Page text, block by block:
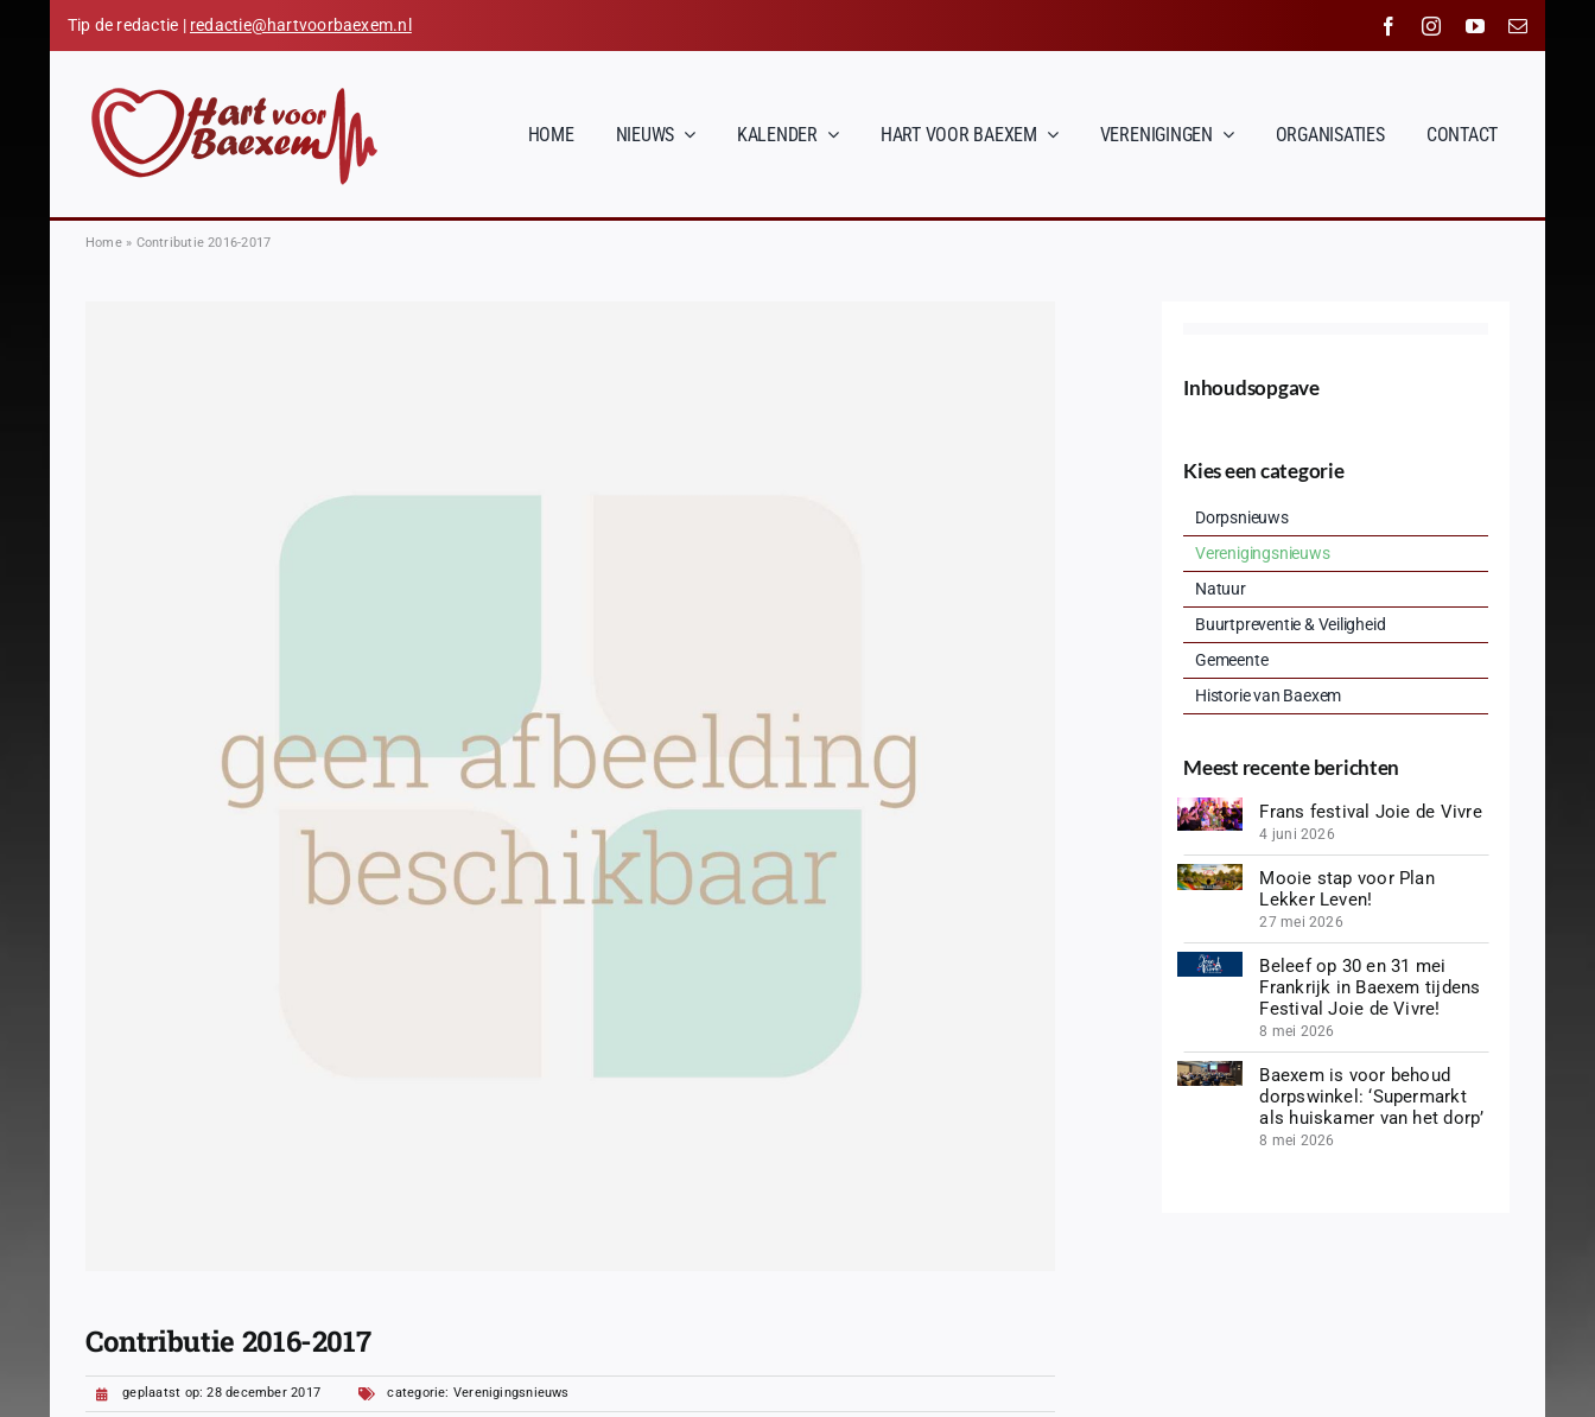
Tip de redactie | redactie@hartvoorbaexem.nl
HOME NIEUWS KALENDER HART VOOR BAEXEM VERENIGINGEN ORGANISATIES CONTACT
Home» Contributie 2016-2017
Contributie 2016-2017
geplaatst op: 28 december 2017 categorie: Verenigingsnieuws
Inhoudsopgave
Kies een categorie
Dorpsnieuws
Verenigingsnieuws
Natuur
Buurtpreventie & Veiligheid
Gemeente
Historie van Baexem
Meest recente berichten
Frans festival Joie de Vivre
4 juni 2026
Mooie stap voor Plan
Lekker Leven!
27 mei 2026
Beleef op 30 en 31 mei
Frankrijk in Baexem tijdens
Festival Joie de Vivre!
8 mei 2026
Baexem is voor behoud
dorpswinkel: ‘Supermarkt
als huiskamer van het dorp’
8 mei 2026